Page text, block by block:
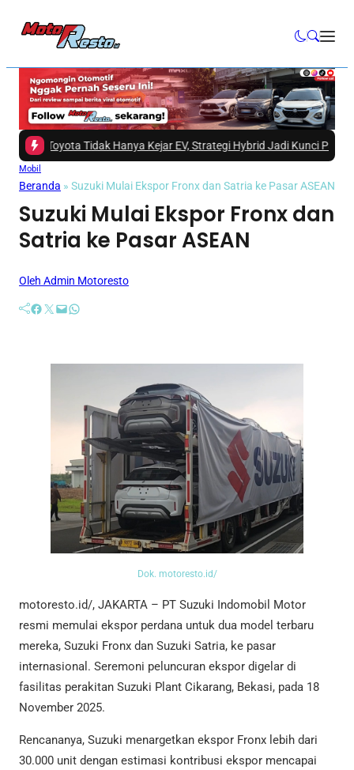
Toyota Tidak Hanya Kejar EV, Strategi Hybrid Jadi Kunci Pasar Indonesia
Mobil
Beranda » Suzuki Mulai Ekspor Fronx dan Satria ke Pasar ASEAN
Suzuki Mulai Ekspor Fronx dan
Satria ke Pasar ASEAN
Oleh Admin Motoresto
Facebook Twitter Mail WhatsApp
Dok. motoresto.id/
motoresto.id/, JAKARTA – PT Suzuki Indomobil Motor
resmi memulai ekspor perdana untuk dua model terbaru
mereka, Suzuki Fronx dan Suzuki Satria, ke pasar
internasional. Seremoni peluncuran ekspor digelar di
fasilitas perakitan Suzuki Plant Cikarang, Bekasi, pada 18
November 2025.
Rencananya, Suzuki menargetkan ekspor Fronx lebih dari
30.000 unit dengan estimasi kontribusi ekspor mencapai